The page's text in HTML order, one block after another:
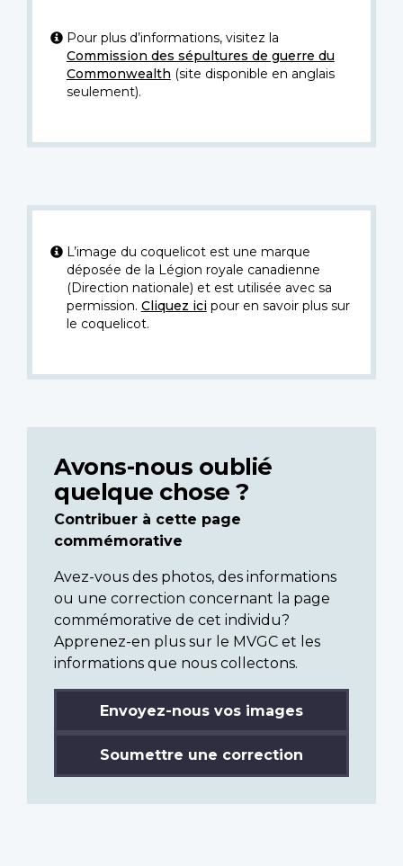
Pour plus d’informations, visitez la
Commission des sépultures de guerre du
Commonwealth (site disponible en anglais
seulement).
L’image du coquelicot est une marque
déposée de la Légion royale canadienne
(Direction nationale) et est utilisée avec sa
permission. Cliquez icipour en savoir plus sur
le coquelicot.
Avons-nous oublié
quelque chose ?
Contribuer à cette page
commémorative
Avez-vous des photos, des informations
ou une correction concernant la page
commémorative de cet individu?
Apprenez-en plus sur le MVGC et les
informations que nous collectons.
Envoyez-nous vos images
Soumettre une correction